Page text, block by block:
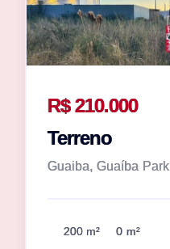
R$ 210.000
Terreno
Guaiba, Guaíba Park
200 m² 0 m²